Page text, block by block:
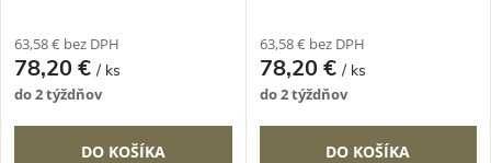
63,58 € bez DPH
78,20 €/ ks
do 2 týždňov
DO KOŠÍKA
63,58 € bez DPH
78,20 €/ ks
do 2 týždňov
DO KOŠÍKA